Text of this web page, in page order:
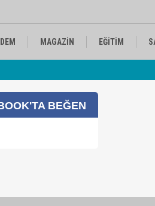
MAGAZİN EĞİTİM
BEĞEN